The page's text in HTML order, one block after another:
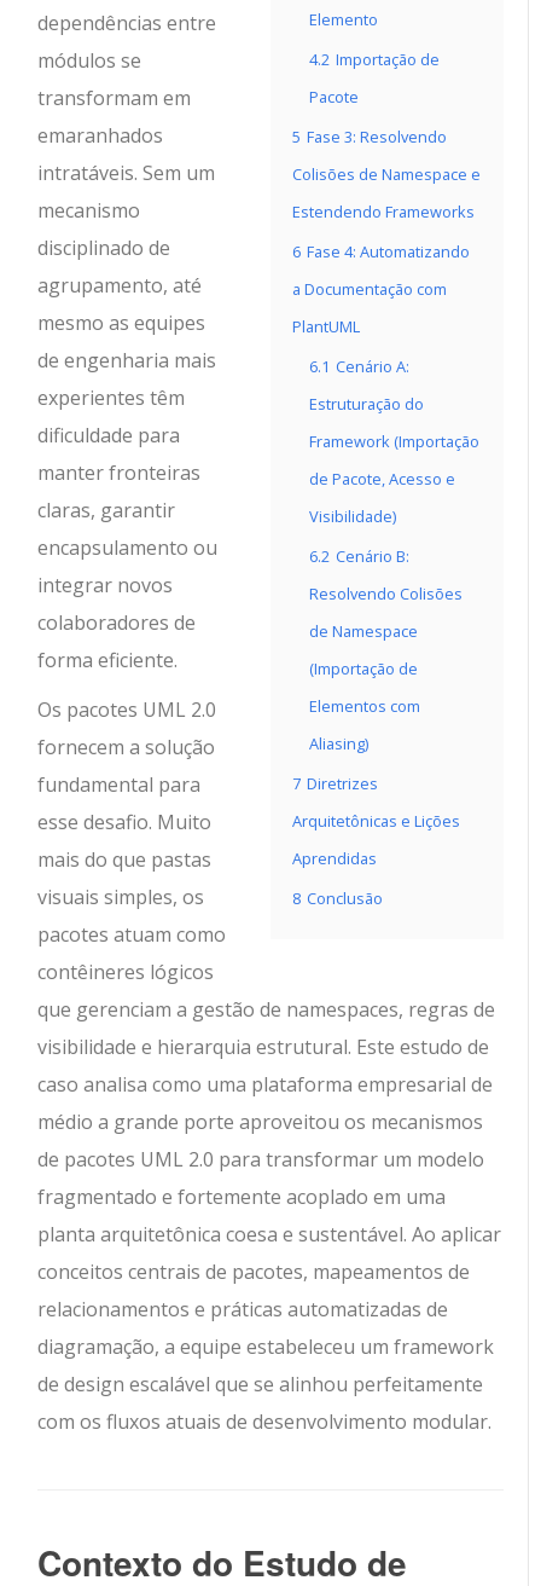
Elemento
4.2 Importação de
Pacote
5 Fase 3: Resolvendo
Colisões de Namespace e
Estendendo Frameworks
6 Fase 4: Automatizando
a Documentação com
PlantUML
6.1 Cenário A:
Estruturação do
Framework (Importação
de Pacote, Acesso e
Visibilidade)
6.2 Cenário B:
Resolvendo Colisões
de Namespace
(Importação de
Elementos com
Aliasing)
7 Diretrizes
Arquitetônicas e Lições
Aprendidas
8 Conclusão
dependências entre
módulos se
transformam em
emaranhados
intratáveis. Sem um
mecanismo
disciplinado de
agrupamento, até
mesmo as equipes
de engenharia mais
experientes têm
dificuldade para
manter fronteiras
claras, garantir
encapsulamento ou
integrar novos
colaboradores de
forma eficiente.
Os pacotes UML 2.0
fornecem a solução
fundamental para
esse desafio. Muito
mais do que pastas
visuais simples, os
pacotes atuam como
contêineres lógicos
que gerenciam a gestão de namespaces, regras de
visibilidade e hierarquia estrutural. Este estudo de
caso analisa como uma plataforma empresarial de
médio a grande porte aproveitou os mecanismos
de pacotes UML 2.0 para transformar um modelo
fragmentado e fortemente acoplado em uma
planta arquitetônica coesa e sustentável. Ao aplicar
conceitos centrais de pacotes, mapeamentos de
relacionamentos e práticas automatizadas de
diagramação, a equipe estabeleceu um framework
de design escalável que se alinhou perfeitamente
com os fluxos atuais de desenvolvimento modular.
Contexto do Estudo de